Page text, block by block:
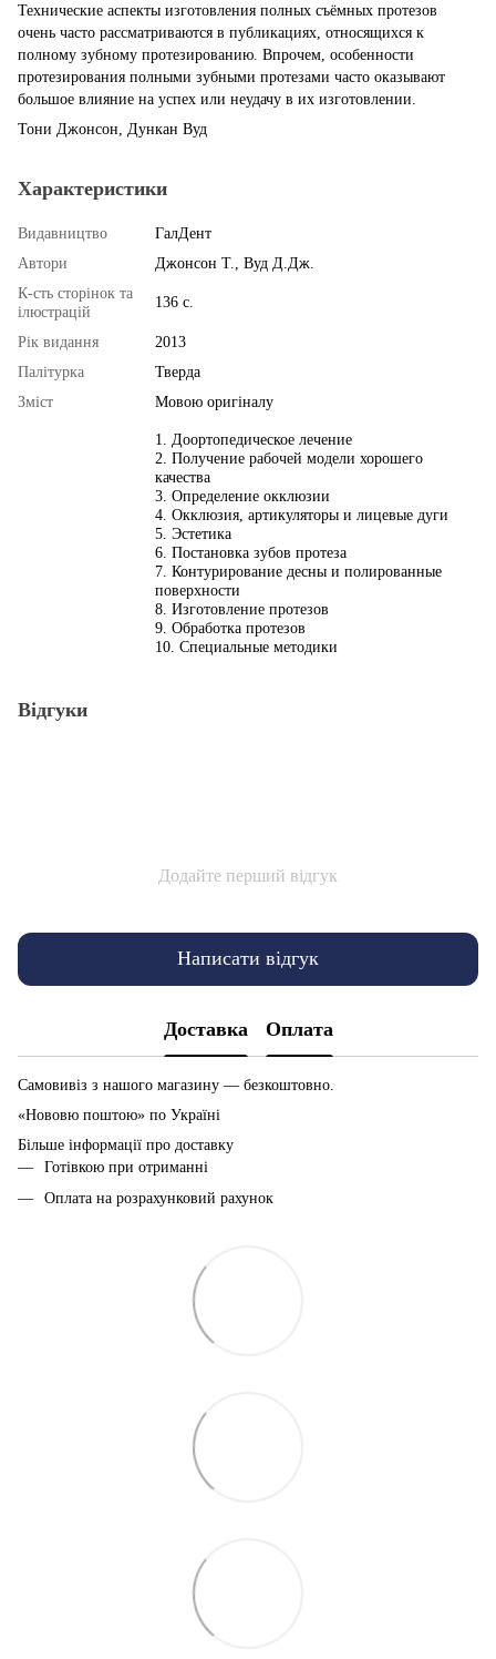
Технические аспекты изготовления полных съёмных протезов
очень часто рассматриваются в публикациях, относящихся к
полному зубному протезированию. Впрочем, особенности
протезирования полными зубными протезами часто оказывают
большое влияние на успех или неудачу в их изготовлении.
Тони Джонсон, Дункан Вуд
Характеристики
Видавництво
ГалДент
Автори
Джонсон Т., Вуд Д.Дж.
К-сть сторінок та
ілюстрацій
136 с.
Рік видання
2013
Палітурка
Тверда
Змiст
Мовою оригіналу
1. Доортопедическое лечение
2. Получение рабочей модели хорошего
качества
3. Определение окклюзии
4. Окклюзия, артикуляторы и лицевые дуги
5. Эстетика
6. Постановка зубов протеза
7. Контурирование десны и полированные
поверхности
8. Изготовление протезов
9. Обработка протезов
10. Специальные методики
Відгуки
Додайте перший відгук
Написати відгук
Доставка Оплата
Самовивіз з нашого магазину — безкоштовно.
«Нововю поштою» по Україні
Більше інформації про доставку
Готівкою при отриманні
Оплата на розрахунковий рахунок